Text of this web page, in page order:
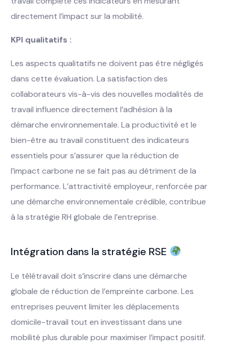
directement l’impact sur la mobilité.
KPI qualitatifs :
Les aspects qualitatifs ne doivent pas être négligés
dans cette évaluation. La satisfaction des
collaborateurs vis-à-vis des nouvelles modalités de
travail influence directement l’adhésion à la
démarche environnementale. La productivité et le
bien-être au travail constituent des indicateurs
essentiels pour s’assurer que la réduction de
l’impact carbone ne se fait pas au détriment de la
performance. L’attractivité employeur, renforcée par
une démarche environnementale crédible, contribue
à la stratégie RH globale de l’entreprise.
Intégration dans la stratégie RSE
Le télétravail doit s’inscrire dans une démarche
globale de réduction de l’empreinte carbone. Les
entreprises peuvent limiter les déplacements
domicile-travail tout en investissant dans une
mobilité plus durable pour maximiser l’impact positif.